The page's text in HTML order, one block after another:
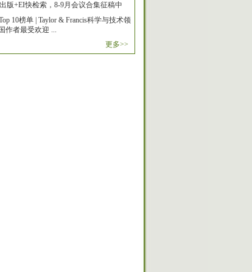
版+EI快检索，8-9月会议合集征稿中
10榜单 | Taylor & Francis科学与技术领
作者最受欢迎 ...
更多>>